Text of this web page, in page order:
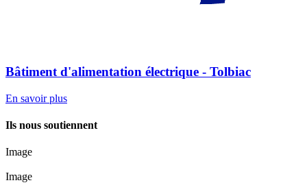
Bâtiment d'alimentation électrique - Tolbiac
En savoir plus
Ils nous soutiennent
Image
Image